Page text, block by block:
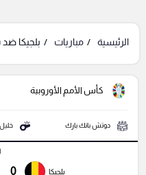
الرئيسية مباريات بلجيكا ضد
كأس الأمم الأوروبية
دوتش بانك بارك
بلجيكا 0